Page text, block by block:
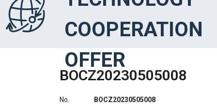
COOPERATION
OFFER
BOCZ20230505008
No.
BOCZ20230505008